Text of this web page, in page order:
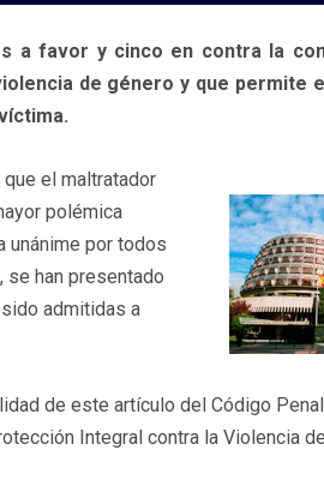
a favor y cinco en contra la
de género y que permite
el maltratador
polémica
unánime por todos
se han presentado
admitidas a
de este artículo del Código
Integral contra la Violencia